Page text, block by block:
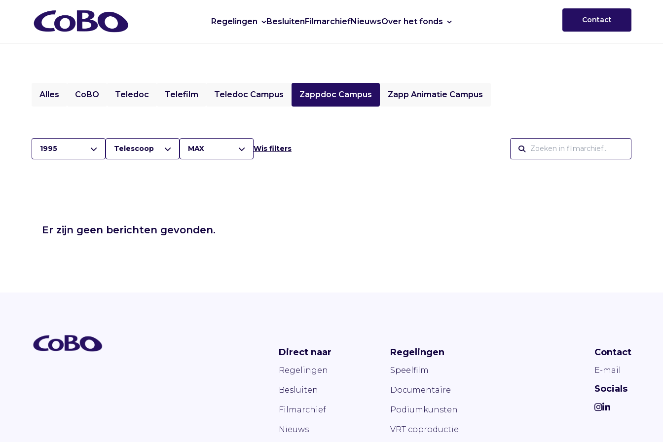
Regelingen BesluitenFilmarchiefNieuwsOver het fonds Contact
Alles CoBO Teledoc Telefilm Teledoc Campus Zappdoc Campus Zapp Animatie Campus
1995 Telescoop MAX Wis filters
Er zijn geen berichten gevonden.
Direct naar
Regelingen
Besluiten
Filmarchief
Nieuws
Regelingen
Speelfilm
Documentaire
Podiumkunsten
VRT coproductie
Contact
E-mail
Socials